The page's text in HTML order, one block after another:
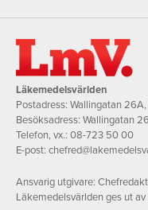
Läkemedelsvärlden
Postadress: Wallingatan 26A,
Besöksadress: Wallingatan
Telefon, vx.: 08-723 50 00
E-post:
Ansvarig utgivare:
Läkemedelsvärlden ges ut